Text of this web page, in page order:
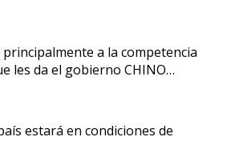
a la competencia
les da el gobierno CHINO…
estará en condiciones de